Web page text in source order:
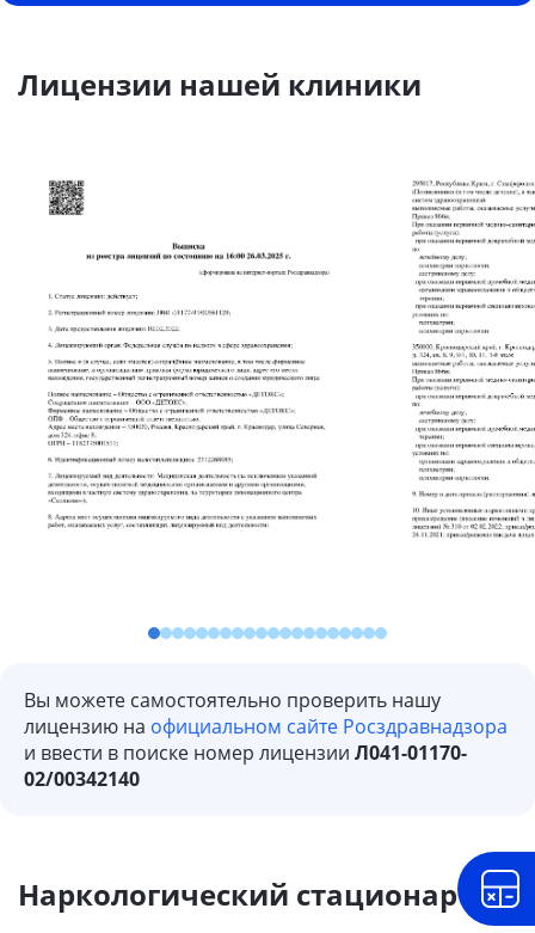
Лицензии нашей клиники
Вы можете самостоятельно проверить нашу
лицензию на официальном сайте Росздравнадзора
и ввести в поиске номер лицензии Л041-01170-
02/00342140
Наркологический стационар